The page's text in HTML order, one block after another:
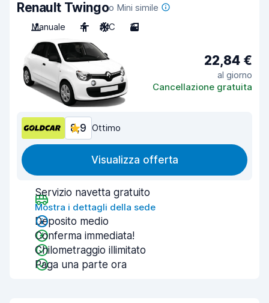
Renault Twingoo Mini simile
Manuale
4 A/C 3
22,84 €
al giorno
Cancellazione gratuita
8,9 Ottimo
Visualizza offerta
Servizio navetta gratuito
Mostra i dettagli della sede
Deposito medio
Conferma immediata!
Chilometraggio illimitato
Paga una parte ora